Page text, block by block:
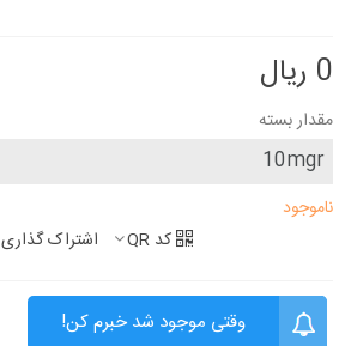
0 ریال
مقدار بسته
ناموجود
کد QR
اشتراک گذاری
وقتی موجود شد خبرم کن!